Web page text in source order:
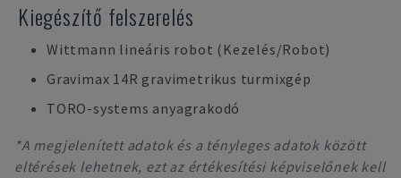
Kiegészítő felszerelés
Wittmann lineáris robot (Kezelés/Robot)
Gravimax 14R gravimetrikus turmixgép
TORO-systems anyagrakodó
*A megjelenített adatok és a tényleges adatok között
eltérések lehetnek, ezt az értékesítési képviselőnek kell